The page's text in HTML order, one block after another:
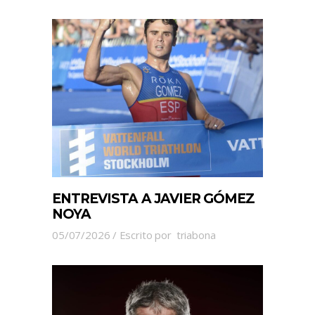
ENTREVISTA A JAVIER GÓMEZ
NOYA
05/07/2026 Escrito por triabona